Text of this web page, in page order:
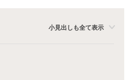
小見出しも全て表示